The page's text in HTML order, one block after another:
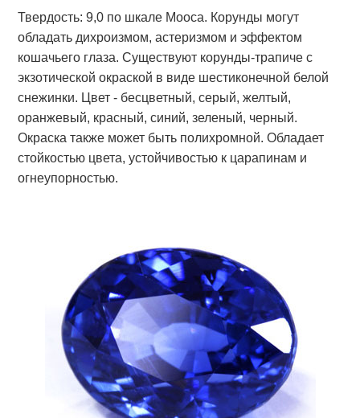
Твердость: 9,0 по шкале Мооса. Корунды могут
обладать дихроизмом, астеризмом и эффектом
кошачьего глаза. Существуют корунды-трапиче с
экзотической окраской в виде шестиконечной белой
снежинки. Цвет - бесцветный, серый, желтый,
оранжевый, красный, синий, зеленый, черный.
Окраска также может быть полихромной. Обладает
стойкостью цвета, устойчивостью к царапинам и
огнеупорностью.